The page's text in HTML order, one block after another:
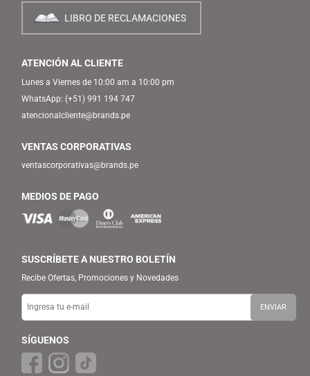
LIBRO DE RECLAMACIONES
ATENCIÓN AL CLIENTE
Lunes a Viernes de 10:00 am a 10:00 pm
WhatsApp: (+51) 991 194 747
atencionalcliente@brands.pe
VENTAS CORPORATIVAS
ventascorporativas@brands.pe
MEDIOS DE PAGO
SUSCRÍBETE A NUESTRO BOLETÍN
Recibe Ofertas, Promociones y Novedades
SÍGUENOS